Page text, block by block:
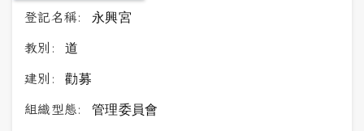
登記名稱: 永興宮
教別: 道
建別: 勸募
組織型態: 管理委員會